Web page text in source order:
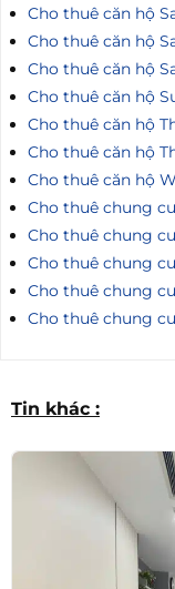
Cho thuê căn hộ
Cho thuê căn hộ
Cho thuê căn hộ
Cho thuê căn hộ
Cho thuê căn hộ
Cho thuê căn hộ
Cho thuê căn hộ
Cho thuê chung
Cho thuê chung
Cho thuê chung
Cho thuê chung
Cho thuê chung cư
Tin khác :